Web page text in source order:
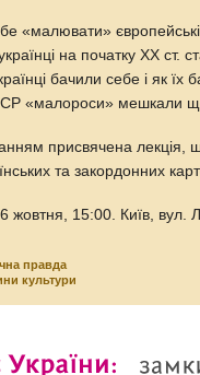
«малювати»
на початку ХХ ст.
бачили себе і як їх
РСР «малороси» мешкали
присвячена лекція,
та закордонних
6 жовтня, 15:00. Київ, вул.
правда
культури